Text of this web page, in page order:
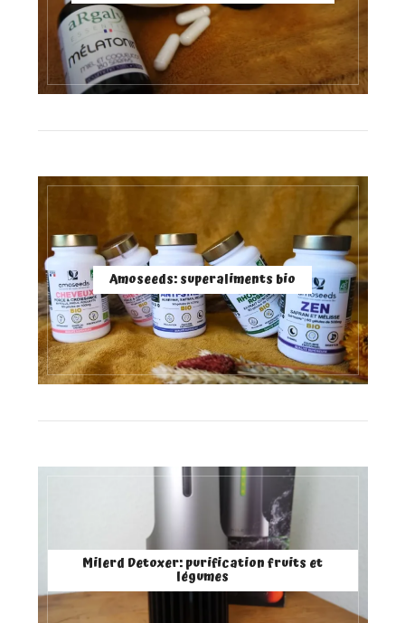
Amoseeds: superaliments bio
Milerd Detoxer: purification fruits et
légumes